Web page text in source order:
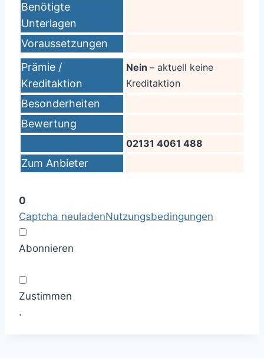
Benötigte
Unterlagen
Voraussetzungen
Prämie /
Kreditaktion
Nein – aktuell keine
Kreditaktion
Besonderheiten
Bewertung
02131 4061 488
Zum Anbieter
0
Captcha neuladenNutzungsbedingungen
Abonnieren
Zustimmen
.